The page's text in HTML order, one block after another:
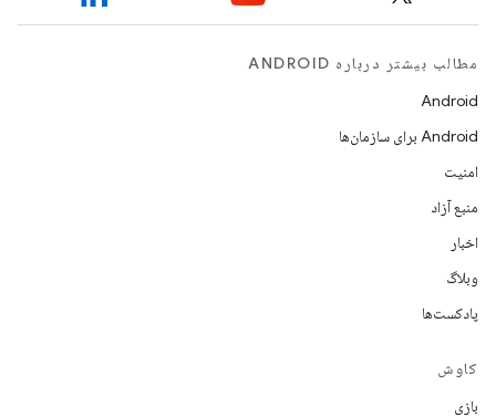
مطالب بیشتر درباره ANDROID
Android
Android برای سازمان‌ها
امنیت
منبع آزاد
اخبار
وبلاگ
پادکست‌ها
کاوش
بازی